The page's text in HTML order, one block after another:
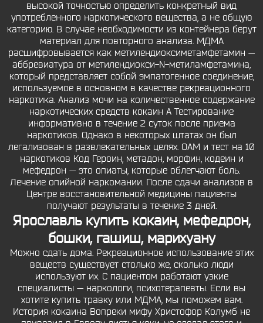
высокой точностью определить конкретный вид
употребленного наркотического вещества, а не общую
категорию. В случае необходимости из контейнера берут
материал для повторного анализа. МДМА
расшифровывается как метилендиоксиметамфетамин —
аббревиатура от метилендиокси-N-метиламфетамина,
который представляет собой эмпатогенное соединение,
используемое в основном в качестве рекреационного
наркотика. Анализ мочи на количественное содержание
наркотических средств кокаин A Тестирование
информативно в течение 2 суток после приема
наркотиков. Однако в некоторых штатах он был
легализован в развлекательных целях. ОАМ и тест на 10
наркотиков Код Героин, метадон, морфин, кодеин и
мефедрон — это опиаты, которые облегчают боль.
Лечение опийной наркомании. После сдачи анализов в
Центре восстановительной медицины пациенты
получают результаты в течение 3 дней.
Ярославль купить кокаин, мефедрон,
бошки, гашиш, марихуану
Можно сдать дома. Рекреационное использование этих
веществ существует столько же, сколько люди
используют их. С пациентом работают узкие
специалисты — наркологи, психотерапевты. Если вы
хотите купить травку или МДМА, мы поможем вам.
История кокаина Вопреки мифу Христофор Колумб не